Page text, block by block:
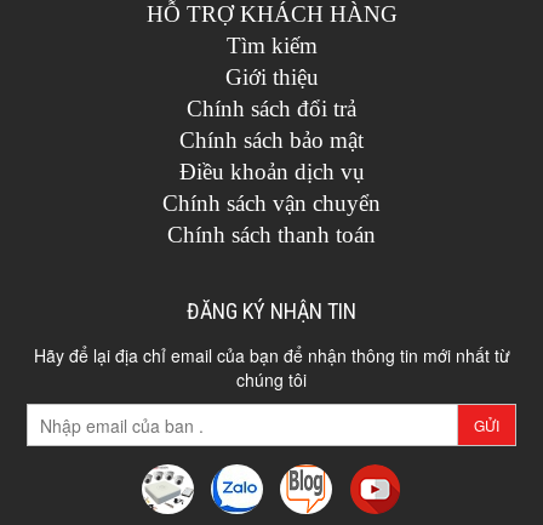
HỖ TRỢ KHÁCH HÀNG
Tìm kiếm
Giới thiệu
Chính sách đổi trả
Chính sách bảo mật
Điều khoản dịch vụ
Chính sách vận chuyển
Chính sách thanh toán
ĐĂNG KÝ NHẬN TIN
Hãy để lại địa chỉ email của bạn để nhận thông tin mới nhất từ
chúng tôi
GỬI